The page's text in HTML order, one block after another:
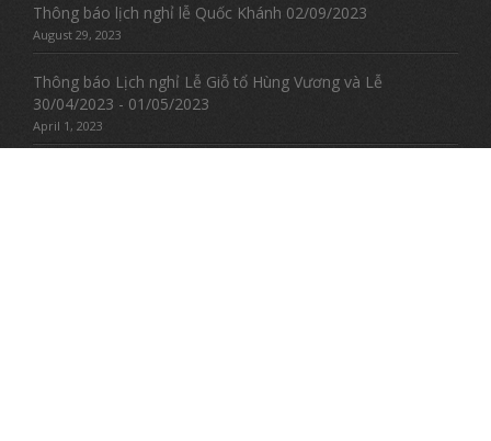
Thông báo lịch nghỉ lễ Quốc Khánh 02/09/2023
August 29, 2023
Thông báo Lịch nghỉ Lễ Giỗ tổ Hùng Vương và Lễ
30/04/2023 - 01/05/2023
April 1, 2023